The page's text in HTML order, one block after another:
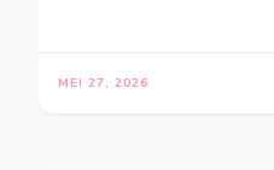
MEI 27, 2026